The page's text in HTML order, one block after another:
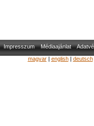
Impresszum Médiaajánlat
magyar| english| deutsch